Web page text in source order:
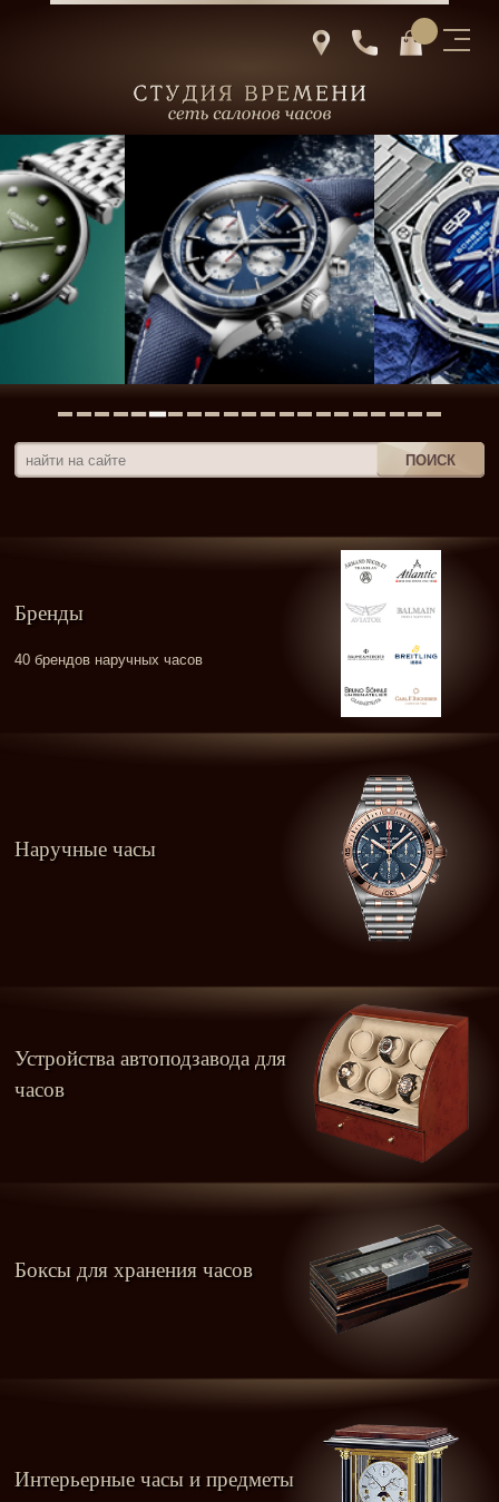
Бренды
40 брендов наручных часов
Наручные часы
Устройства автоподзавода для
часов
Боксы для хранения часов
Интерьерные часы и предметы